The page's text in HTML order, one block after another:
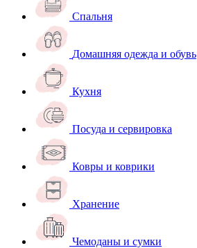
Спальня
Домашняя одежда и обувь
Кухня
Посуда и сервировка
Ковры и коврики
Хранение
Чемоданы и сумки